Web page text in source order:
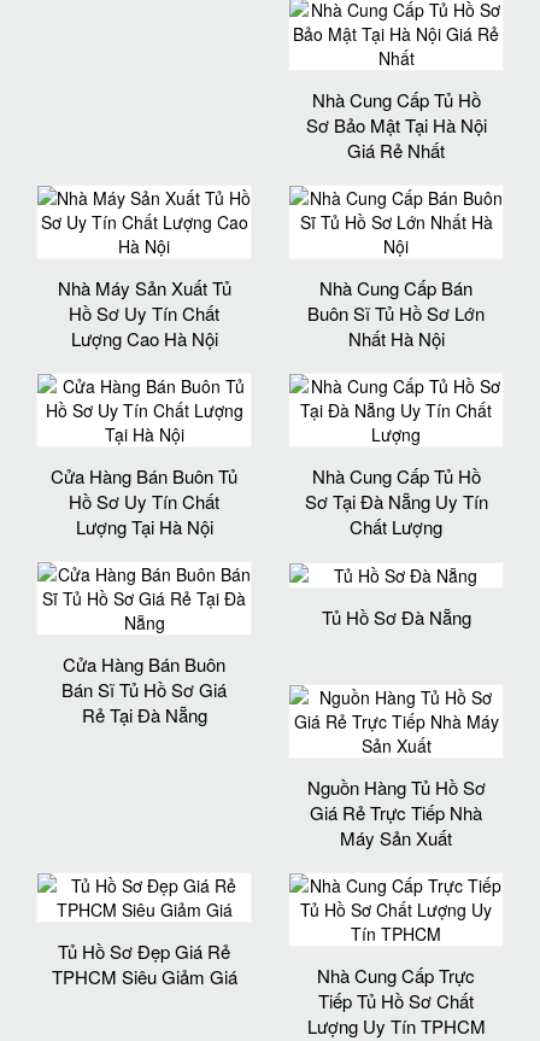
Nhà Cung Cấp Tủ Hồ
Sơ Bảo Mật Tại Hà Nội
Giá Rẻ Nhất
Nhà Máy Sản Xuất Tủ
Hồ Sơ Uy Tín Chất
Lượng Cao Hà Nội
Nhà Cung Cấp Bán
Buôn Sĩ Tủ Hồ Sơ Lớn
Nhất Hà Nội
Cửa Hàng Bán Buôn Tủ
Hồ Sơ Uy Tín Chất
Lượng Tại Hà Nội
Nhà Cung Cấp Tủ Hồ
Sơ Tại Đà Nẵng Uy Tín
Chất Lượng
Cửa Hàng Bán Buôn
Bán Sĩ Tủ Hồ Sơ Giá
Rẻ Tại Đà Nẵng
Tủ Hồ Sơ Đà Nẵng
Nguồn Hàng Tủ Hồ Sơ
Giá Rẻ Trực Tiếp Nhà
Máy Sản Xuất
Tủ Hồ Sơ Đẹp Giá Rẻ
TPHCM Siêu Giảm Giá
Nhà Cung Cấp Trực
Tiếp Tủ Hồ Sơ Chất
Lượng Uy Tín TPHCM